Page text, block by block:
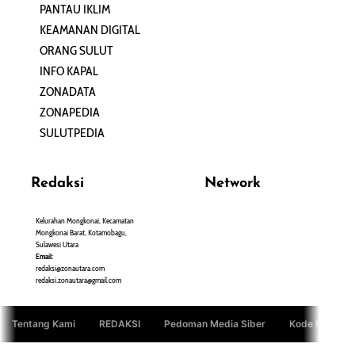
PANTAU IKLIM
KEAMANAN DIGITAL
ORANG SULUT
INFO KAPAL
ZONADATA
ZONAPEDIA
SULUTPEDIA
Redaksi
Kelurahan Mongkonai, Kecamatan
Mongkonai Barat, Kotamobagu,
Sulawesi Utara
Email:
redaksi@zonautara.com
redaksi.zonautara@gmail.com
Network
Tentang Kami REDAKSI Pedoman Media Siber Kode Etik